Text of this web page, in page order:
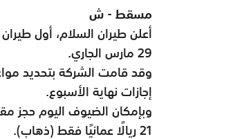
مسقط - ش
أعلن طيران السلام، أول
29 مارس الجاري.
وقد قامت الشركة بتحديد
إجازات نهاية الأسبوع.
وبإمكان الضيوف اليوم حجز
21 ريالًا عمانيًا فقط (ذهاب).